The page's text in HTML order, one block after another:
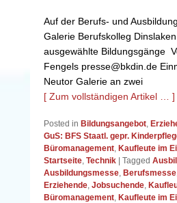
Auf der Berufs- und
Galerie Berufskolleg
ausgewählte Bildungsgänge
Fengels presse@bkdin.de
Neutor Galerie an zwei
[ Zum vollständigen Artikel … ]
Posted in Bildungsangebot,
GuS: BFS Staatl. gepr.
Büromanagement, Kaufleute im
Startseite, Technik Tagged
Ausbildungsmesse, Berufsmesse
Erziehende, Jobsuchende,
Büromanagement, Kaufleute im